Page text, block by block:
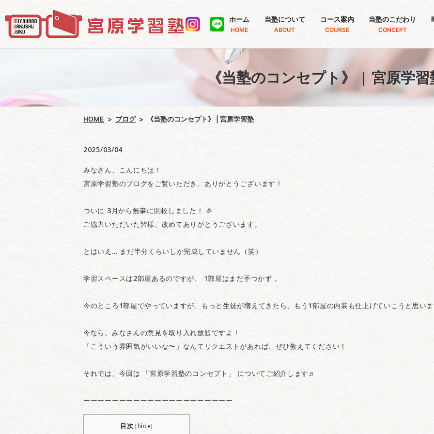
ホーム
HOME
当塾について
ABOUT
コース案内
COURSE
当塾のこだわり
CONCEPT
《当塾のコンセプト》 | 宮原学習
HOME ブログ 《当塾のコンセプト》 | 宮原学習塾
2025/03/04
みなさん、こんにちは！
宮原学習塾のブログをご覧いただき、ありがとうございます！
ついに 3月から無事に開校しました！ 🎉
ご協力いただいた皆様、改めてありがとうございます。
とはいえ… まだ半分くらいしか完成していません（笑）
学習スペースは2部屋あるのですが、 1部屋はまだ手つかず 。
今のところ1部屋でやっていますが、もっと生徒が増えてきたら、もう1部屋の内装も仕上げていこうと思い
今なら、みなさんの意見を取り入れ放題ですよ！
「こういう雰囲気がいいな〜」なんてリクエストがあれば、ぜひ教えてください！
それでは、今回は 「宮原学習塾のコンセプト」 についてご紹介します♬
ーーーーーーーーーーーーーーーーーーーーー
目次 [hide]